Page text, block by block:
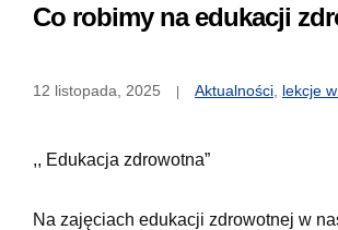
Co robimy na edukacji
12 listopada, 2025 Aktualności lekcje
,, Edukacja zdrowotna”
Na zajęciach edukacji zdrowotnej w